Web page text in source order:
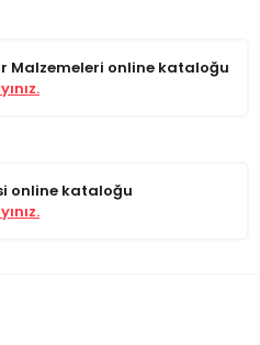
Malzemeleri online kataloğu
online kataloğu